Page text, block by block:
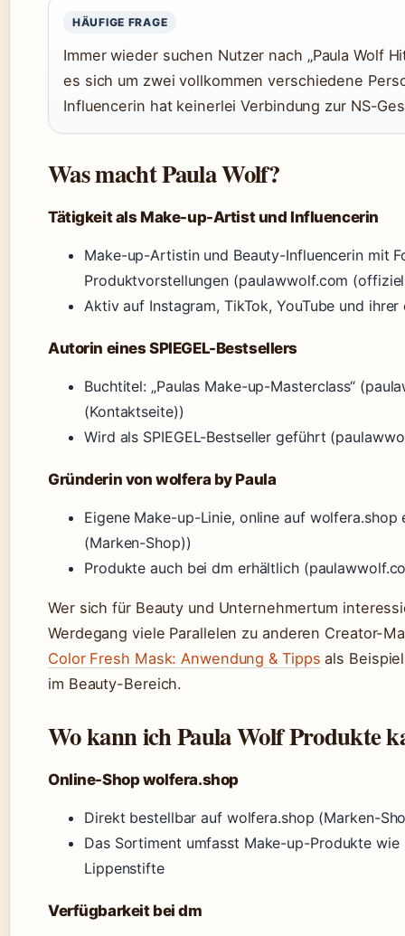
HÄUFIGE FRAGE
Immer wieder suchen Nutzer nach „Paula Wolf
es sich um zwei vollkommen verschiedene
Influencerin hat keinerlei Verbindung zur NS-
Was macht Paula Wolf?
Tätigkeit als Make-up-Artist und Influencerin
Make-up-Artistin und Beauty-Influencerin mit
Produktvorstellungen (paulawwolf.com
Aktiv auf Instagram, TikTok, YouTube und ihrer
Autorin eines SPIEGEL-Bestsellers
Buchtitel: „Paulas Make-up-Masterclass“
(Kontaktseite))
Wird als SPIEGEL-Bestseller geführt
Gründerin von wolfera by Paula
Eigene Make-up-Linie, online auf
(Marken-Shop))
Produkte auch bei dm erhältlich
Wer sich für Beauty und Unternehmertum
Werdegang viele Parallelen zu anderen Creator-
Color Fresh Mask: Anwendung & Tipps als
im Beauty-Bereich.
Wo kann ich Paula Wolf Produkte
Online-Shop wolfera.shop
Direkt bestellbar auf wolfera.shop (Marken-
Das Sortiment umfasst Make-up-Produkte wie
Lippenstifte
Verfügbarkeit bei dm